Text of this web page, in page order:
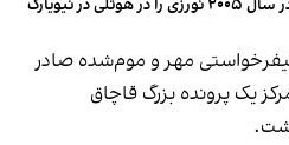
اداره مبارزه با مواد مخدر امریکا در سال ۲۰۰۵ نورزی را در هوتلی در نیویارک
مهر و موم‌شده صادر
یک پرونده بزرگ قاچاق